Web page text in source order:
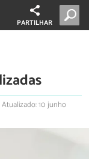
PARTILHAR
Atualizado: 10 junho